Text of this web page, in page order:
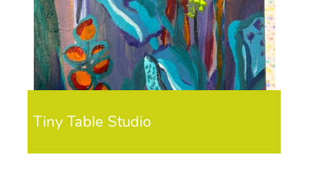
Tiny Table Studio